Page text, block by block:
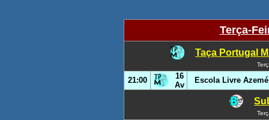
Terça-
Taça Portugal
21:00
16
Av
Escola Livre